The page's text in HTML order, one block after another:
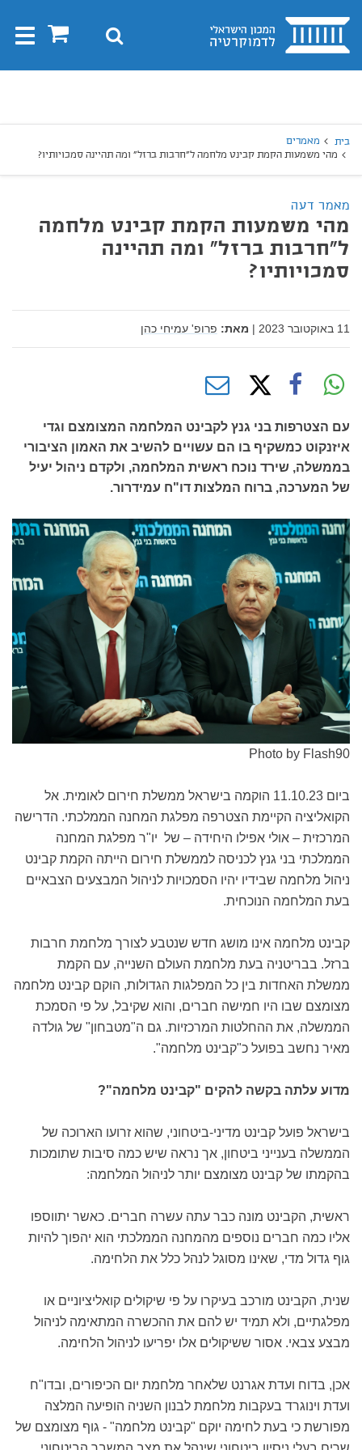
בית 0 חיפוש
בית
מאמרים
מהי משמעות הקמת קבינט מלחמה ל"חרבות ברזל" ומה תהיינה סמכויותיו?
מאמר דעה
מהי משמעות הקמת קבינט מלחמה
ל"חרבות ברזל" ומה תהיינה
סמכויותיו?
11 באוקטובר 2023 | מאת: פרופ' עמיחי כהן
עם הצטרפות בני גנץ לקבינט המלחמה המצומצם וגדי
איזנקוט כמשקיף בו הם עשויים להשיב את האמון הציבורי
בממשלה, שירד נוכח ראשית המלחמה, ולקדם ניהול יעיל
של המערכה, ברוח המלצות דו"ח עמידרור.
Photo by Flash90
ביום 11.10.23 הוקמה בישראל ממשלת חירום לאומית. אל
הקואליציה הקיימת הצטרפה מפלגת המחנה הממלכתי. הדרישה
המרכזית – אולי אפילו היחידה – של יו"ר מפלגת המחנה
הממלכתי בני גנץ לכניסה לממשלת חירום הייתה הקמת קבינט
ניהול מלחמה שבידיו יהיו הסמכויות לניהול המבצעים הצבאיים
בעת המלחמה הנוכחית.
קבינט מלחמה אינו מושג חדש שנטבע לצורך מלחמת חרבות
ברזל. בבריטניה בעת מלחמת העולם השנייה, עם הקמת
ממשלת האחדות בין כל המפלגות הגדולות, הוקם קבינט מלחמה
מצומצם שבו היו חמישה חברים, והוא שקיבל, על פי הסמכת
הממשלה, את ההחלטות המרכזיות. גם ה"מטבחון" של גולדה
מאיר נחשב בפועל כ"קבינט מלחמה".
מדוע עלתה בקשה להקים "קבינט מלחמה"?
בישראל פועל קבינט מדיני-ביטחוני, שהוא זרועו הארוכה של
הממשלה בענייני ביטחון, אך נראה שיש כמה סיבות שתומכות
בהקמתו של קבינט מצומצם יותר לניהול המלחמה:
ראשית, הקבינט מונה כבר עתה עשרה חברים. כאשר יתווספו
אליו כמה חברים נוספים מהמחנה הממלכתי הוא יהפוך להיות
גוף גדול מדי, שאינו מסוגל לנהל כלל את הלחימה.
שנית, הקבינט מורכב בעיקרו על פי שיקולים קואליציוניים או
מפלגתיים, ולא תמיד יש להם את ההכשרה המתאימה לניהול
מבצע צבאי. אסור ששיקולים אלו יפריעו לניהול הלחימה.
אכן, בדוח ועדת אגרנט שלאחר מלחמת יום הכיפורים, ובדו"ח
ועדת וינוגרד בעקבות מלחמת לבנון השניה הופיעה המלצה
מפורשת כי בעת לחימה יוקם "קבינט מלחמה" - גוף מצומצם של